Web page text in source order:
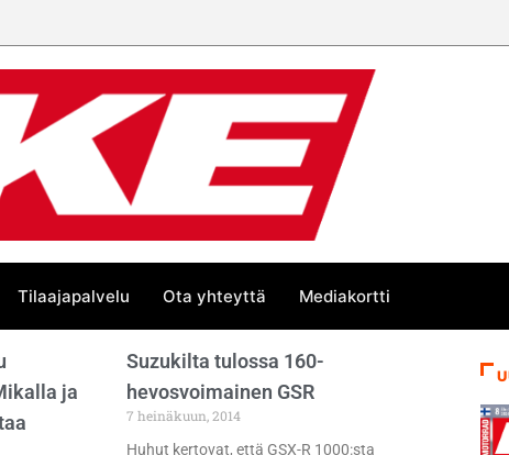
Tilaajapalvelu Ota yhteyttä Mediakortti
ja
Suzukilta tulossa 160-
hevosvoimainen GSR
7 heinäkuun, 2014
Huhut kertovat, että GSX-R 1000:sta